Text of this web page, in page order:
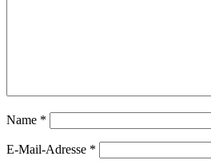
Name *
E-Mail-Adresse *